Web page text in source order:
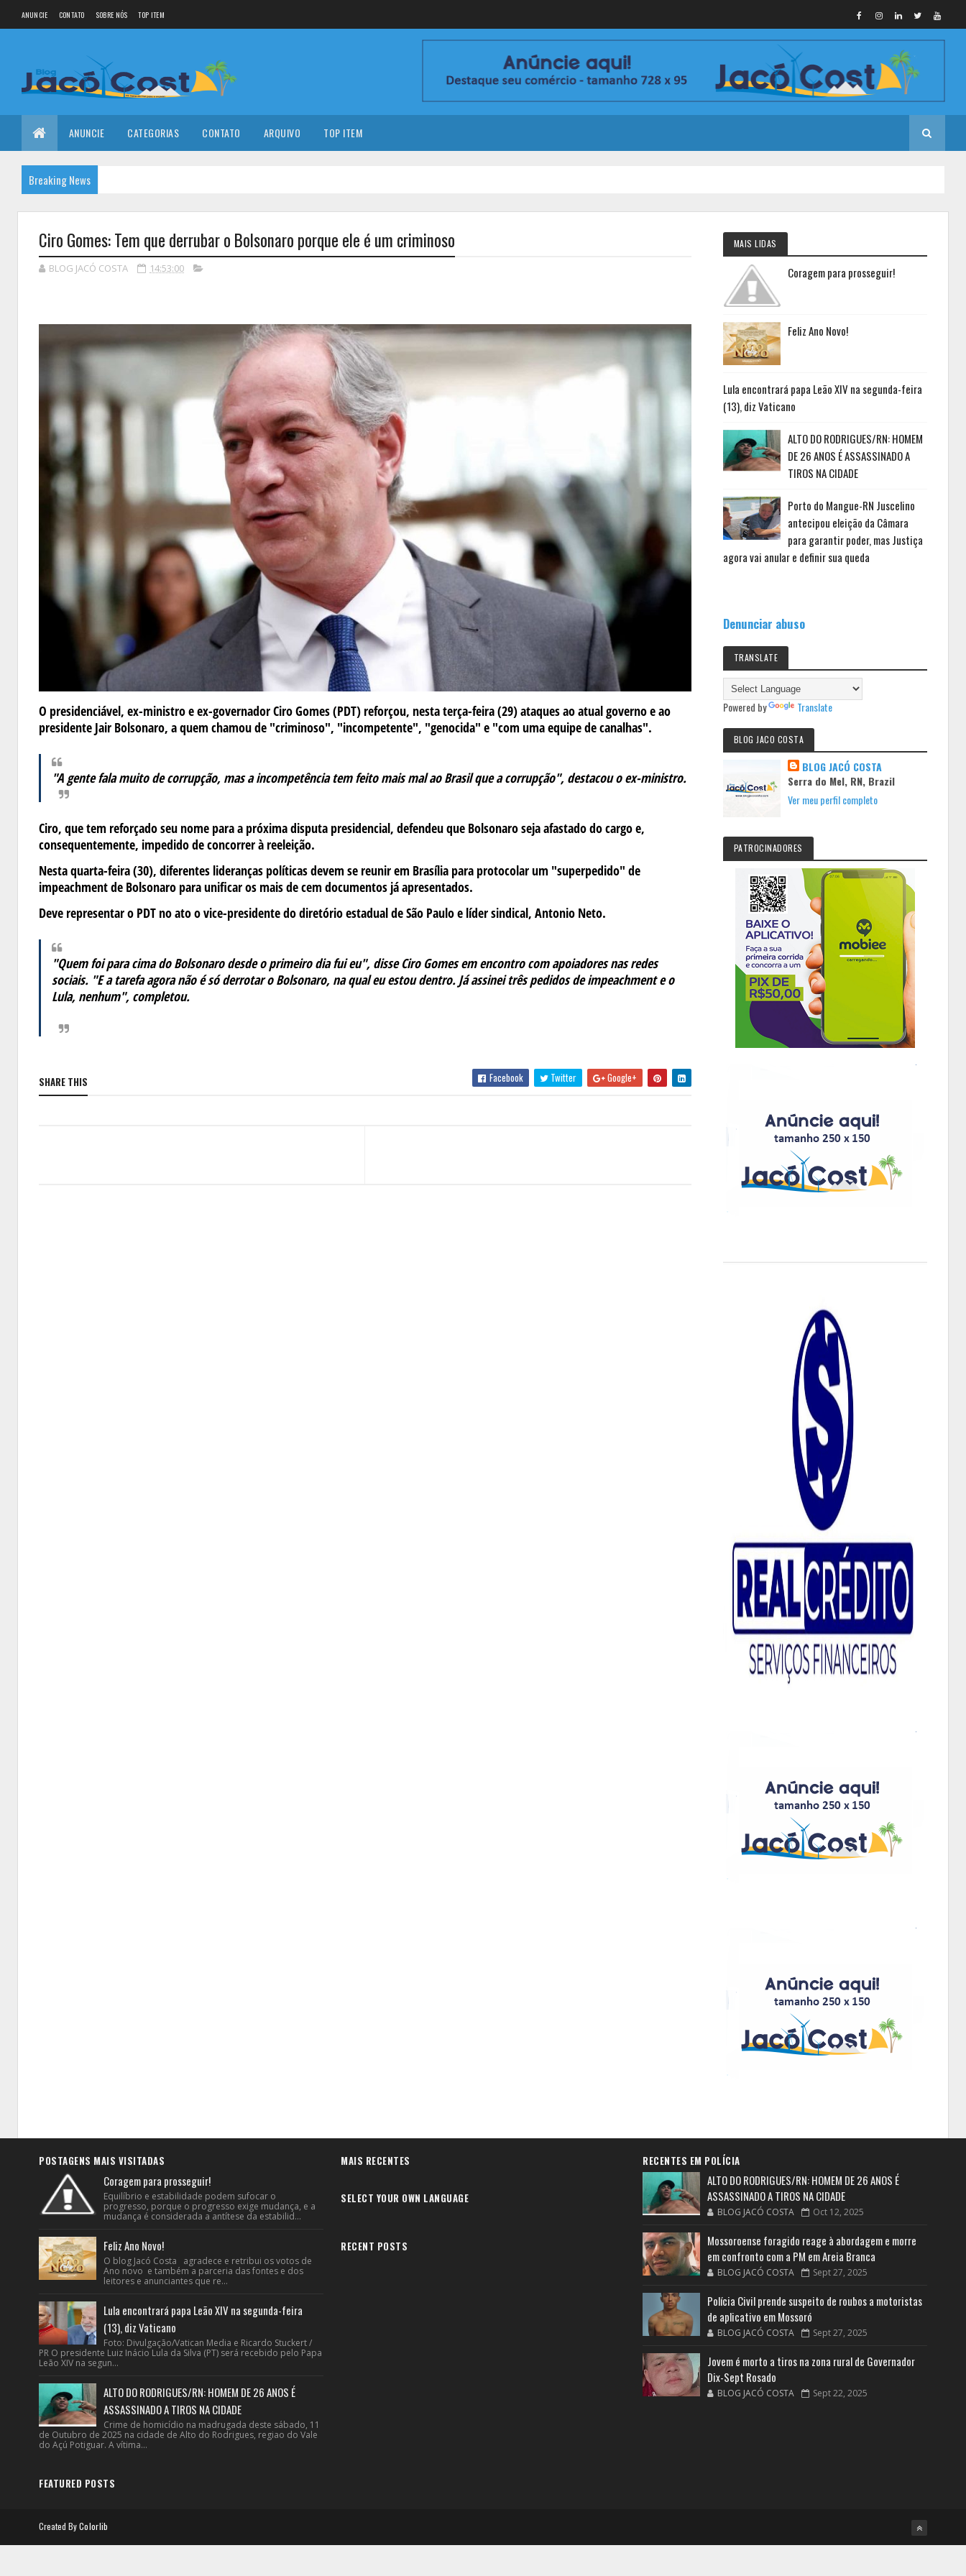
ANUNCIE CONTATO SOBRE NÓS TOP ITEM
ANUNCIE CATEGORIAS CONTATO ARQUIVO TOP ITEM
Breaking News
Ciro Gomes: Tem que derrubar o Bolsonaro porque ele é um criminoso
BLOG JACÓ COSTA 14:53:00
O presidenciável, ex-ministro e ex-governador Ciro Gomes (PDT) reforçou, nesta terça-feira (29) ataques ao atual governo e ao
presidente Jair Bolsonaro, a quem chamou de "criminoso", "incompetente", "genocida" e "com uma equipe de canalhas".
"A gente fala muito de corrupção, mas a incompetência tem feito mais mal ao Brasil que a corrupção", destacou o ex-ministro.
Ciro, que tem reforçado seu nome para a próxima disputa presidencial, defendeu que Bolsonaro seja afastado do cargo e,
consequentemente, impedido de concorrer à reeleição.
Nesta quarta-feira (30), diferentes lideranças políticas devem se reunir em Brasília para protocolar um "superpedido" de
impeachment de Bolsonaro para unificar os mais de cem documentos já apresentados.
Deve representar o PDT no ato o vice-presidente do diretório estadual de São Paulo e líder sindical, Antonio Neto.
"Quem foi para cima do Bolsonaro desde o primeiro dia fui eu", disse Ciro Gomes em encontro com apoiadores nas redes
sociais. "E a tarefa agora não é só derrotar o Bolsonaro, na qual eu estou dentro. Já assinei três pedidos de impeachment e o
Lula, nenhum", completou.
SHARE THIS Facebook Twitter Google+
MAIS LIDAS
Coragem para prosseguir!
Feliz Ano Novo!
Lula encontrará papa Leão XIV na segunda-feira
(13), diz Vaticano
ALTO DO RODRIGUES/RN: HOMEM
DE 26 ANOS É ASSASSINADO A
TIROS NA CIDADE
Porto do Mangue-RN Juscelino
antecipou eleição da Câmara
para garantir poder, mas Justiça
agora vai anular e definir sua queda
Denunciar abuso
TRANSLATE
Powered by Translate
BLOG JACO COSTA
BLOG JACÓ COSTA
Serra do Mel, RN, Brazil
Ver meu perfil completo
PATROCINADORES
POSTAGENS MAIS VISITADAS
Coragem para prosseguir!
Equilíbrio e estabilidade podem sufocar o
progresso, porque o progresso exige mudança, e a
mudança é considerada a antítese da estabilid...
Feliz Ano Novo!
O blog Jacó Costa agradece e retribui os votos de
Ano novo e também a parceria das fontes e dos
leitores e anunciantes que re...
Lula encontrará papa Leão XIV na segunda-feira
(13), diz Vaticano
Foto: Divulgação/Vatican Media e Ricardo Stuckert /
PR O presidente Luiz Inácio Lula da Silva (PT) será recebido pelo Papa
Leão XIV na segun...
ALTO DO RODRIGUES/RN: HOMEM DE 26 ANOS É
ASSASSINADO A TIROS NA CIDADE
Crime de homicídio na madrugada deste sábado, 11
de Outubro de 2025 na cidade de Alto do Rodrigues, regiao do Vale
do Açú Potiguar. A vítima...
FEATURED POSTS
MAIS RECENTES
SELECT YOUR OWN LANGUAGE
RECENT POSTS
RECENTES EM POLÍCIA
ALTO DO RODRIGUES/RN: HOMEM DE 26 ANOS É
ASSASSINADO A TIROS NA CIDADE
BLOG JACÓ COSTA Oct 12, 2025
Mossoroense foragido reage à abordagem e morre
em confronto com a PM em Areia Branca
BLOG JACÓ COSTA Sept 27, 2025
Polícia Civil prende suspeito de roubos a motoristas
de aplicativo em Mossoró
BLOG JACÓ COSTA Sept 27, 2025
Jovem é morto a tiros na zona rural de Governador
Dix-Sept Rosado
BLOG JACÓ COSTA Sept 22, 2025
Created ByColorlib